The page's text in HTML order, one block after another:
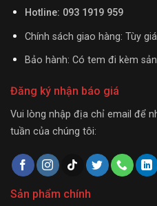
Hotline: 093 1919 959
Chính sách giao hàng: Tùy
Bảo hành: Có tem đi kèm
Đăng ký nhận báo giá
Vui lòng nhập địa chỉ email để
tuần của chúng tôi:
Sản phẩm chính